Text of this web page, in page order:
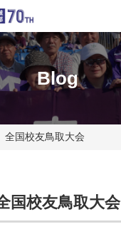
Blog
全国校友鳥取大会
国校友鳥取大会